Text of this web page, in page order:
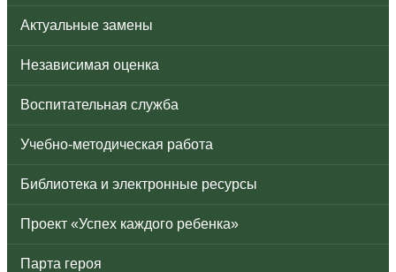
Актуальные замены
Независимая оценка
Воспитательная служба
Учебно-методическая работа
Библиотека и электронные ресурсы
Проект «Успех каждого ребенка»
Парта героя